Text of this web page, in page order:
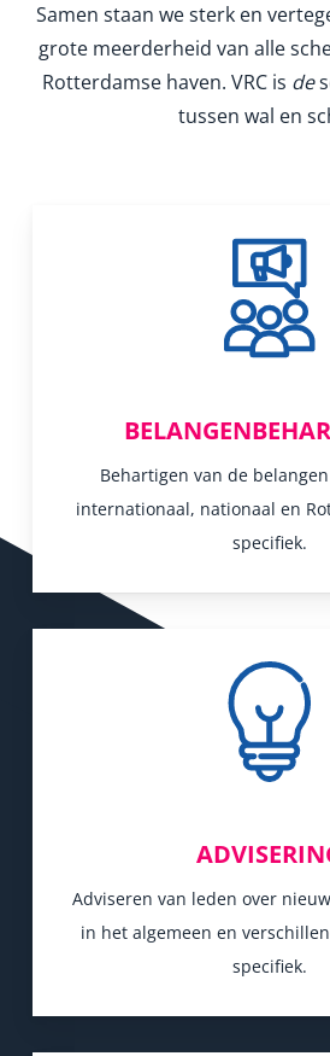
Samen staan we sterk en
grote meerderheid van alle
Rotterdamse haven. VRC is de
tussen wal en
Behartigen van de
internationaal, nationaal en
specifiek.
Adviseren van leden over
in het algemeen en
specifiek.